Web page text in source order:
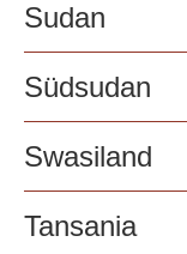
Sudan
Südsudan
Swasiland
Tansania